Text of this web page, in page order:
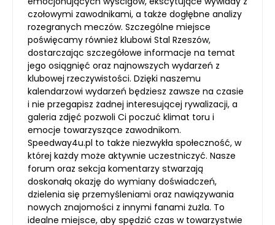
czołowymi zawodnikami, a także dogłębne analizy
rozegranych meczów. Szczególne miejsce
poświęcamy również klubowi Stal Rzeszów,
dostarczając szczegółowe informacje na temat
jego osiągnięć oraz najnowszych wydarzeń z
klubowej rzeczywistości. Dzięki naszemu
kalendarzowi wydarzeń będziesz zawsze na czasie
i nie przegapisz żadnej interesującej rywalizacji, a
galeria zdjęć pozwoli Ci poczuć klimat toru i
emocje towarzyszące zawodnikom.
Speedway4u.pl to także niezwykła społeczność, w
której każdy może aktywnie uczestniczyć. Nasze
forum oraz sekcja komentarzy stwarzają
doskonałą okazję do wymiany doświadczeń,
dzielenia się przemyśleniami oraz nawiązywania
nowych znajomości z innymi fanami żużla. To
idealne miejsce, aby spędzić czas w towarzystwie